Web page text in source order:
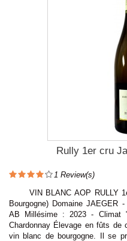
Rully 1er cru
1 Review(s)
VIN BLANC AOP RULLY
Bourgogne) Domaine JAEGER
AB Millésime : 2023 - Climat
Chardonnay Élevage en fûts de
vin blanc de bourgogne. Il se